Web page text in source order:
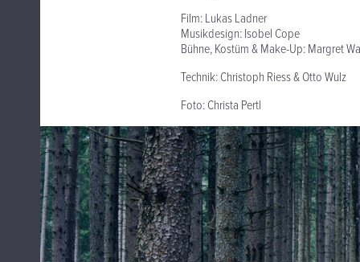
Film: Lukas Ladner
Musikdesign: Isobel Cope
Bühne, Kostüm & Make-Up: Margret
Technik: Christoph Riess & Otto Wulz
Foto: Christa Pertl